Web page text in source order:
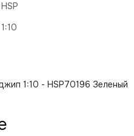
HSP
1:10
1:10 - HSP70196 Зеленый